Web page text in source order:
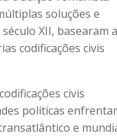
soluções e
XII, basearam a
codificações civis
civis
políticas
e